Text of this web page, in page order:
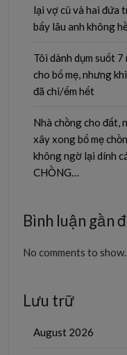
lại vợ cũ và hai đứa
bấy lâu anh không
Tôi dành dụm suốt
cho bố mẹ, nhưng
đã chi/ếm hết
Nhà chồng cho đất,
xây xong bố mẹ
không ngờ lại dính
CHỒNG…
Bình luận gần
No comments to show.
Lưu trữ
August 2026